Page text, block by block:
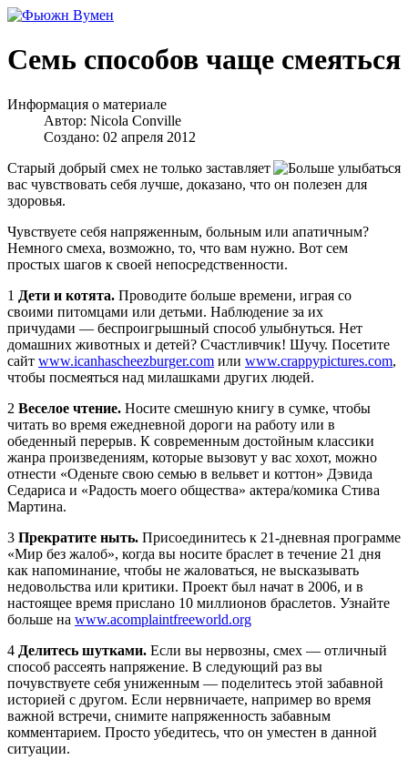
Семь способов чаще смеяться
Информация о материале
Автор: Nicola Conville
Создано: 02 апреля 2012
Старый добрый смех не только заставляет
вас чувствовать себя лучше, доказано, что он полезен для
здоровья.
Чувствуете себя напряженным, больным или апатичным?
Немного смеха, возможно, то, что вам нужно. Вот сем
простых шагов к своей непосредственности.
1 Дети и котята. Проводите больше времени, играя со
своими питомцами или детьми. Наблюдение за их
причудами — беспроигрышный способ улыбнуться. Нет
домашних животных и детей? Счастливчик! Шучу. Посетите
сайт www.icanhascheezburger.com или www.crappypictures.com,
чтобы посмеяться над милашками других людей.
2 Веселое чтение. Носите смешную книгу в сумке, чтобы
читать во время ежедневной дороги на работу или в
обеденный перерыв. К современным достойным классики
жанра произведениям, которые вызовут у вас хохот, можно
отнести «Оденьте свою семью в вельвет и коттон» Дэвида
Седариса и «Радость моего общества» актера/комика Стива
Мартина.
3 Прекратите ныть. Присоединитесь к 21-дневная программе
«Мир без жалоб», когда вы носите браслет в течение 21 дня
как напоминание, чтобы не жаловаться, не высказывать
недовольства или критики. Проект был начат в 2006, и в
настоящее время прислано 10 миллионов браслетов. Узнайте
больше на www.acomplaintfreeworld.org
4 Делитесь шутками. Если вы нервозны, смех — отличный
способ рассеять напряжение. В следующий раз вы
почувствуете себя униженным — поделитесь этой забавной
историей с другом. Если нервничаете, например во время
важной встречи, снимите напряженность забавным
комментарием. Просто убедитесь, что он уместен в данной
ситуации.